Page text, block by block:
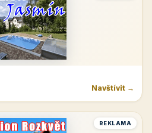
Navštívit →
REKLAMA